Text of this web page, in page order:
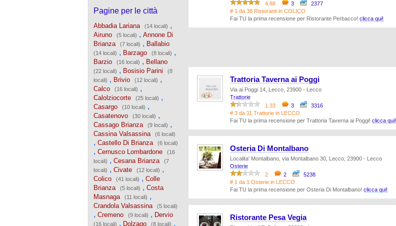
Pagine per le città
Abbadia Lariana (14 locali) ,
Airuno (5 locali) , Annone Di
Brianza
(7 locali) , Ballabio
(14 locali) , Barzago (8 locali) ,
Barzio (16 locali) , Bellano
(22 locali) , Bosisio Parini
(8
locali) , Brivio (12 locali) ,
Calco (16 locali) ,
Calolziocorte (25 locali) ,
Casargo (10 locali) ,
Casatenovo (30 locali) ,
Cassago Brianza (9 locali) ,
Cassina Valsassina (6 locali)
, Castello Di Brianza (6 locali)
, Cernusco Lombardone
(16
locali) , Cesana Brianza
(7
locali) , Civate (12 locali) ,
Colico (41 locali) , Colle
Brianza
(5 locali) , Costa
Masnaga
(11 locali) ,
Crandola Valsassina (5 locali)
, Cremeno (9 locali) , Dervio
(16 locali) , Dolzago (8 locali) ,
4.88
3
2377
# 1 da 38 Ristoranti in COLICO
Fai TU la prima recensione per Ristorante Perbacco! clicca qui!
Trattoria Taverna ai Poggi
Via ai Poggi 14, Lecco, 23900 - Lecco
Trattorie
1.33
3
3316
# 3 da 11 Trattorie in LECCO
Fai TU la prima recensione per Trattoria Taverna ai Poggi! clicca qui!
Osteria Di Montalbano
Localita' Montalbano, via Montalbano 30, Lecco, 23900 - Lecco
Osterie
2
2
5238
# 1 da 1 Osterie in LECCO
Fai TU la prima recensione per Osteria Di Montalbano! clicca qui!
Ristorante Pesa Vegia